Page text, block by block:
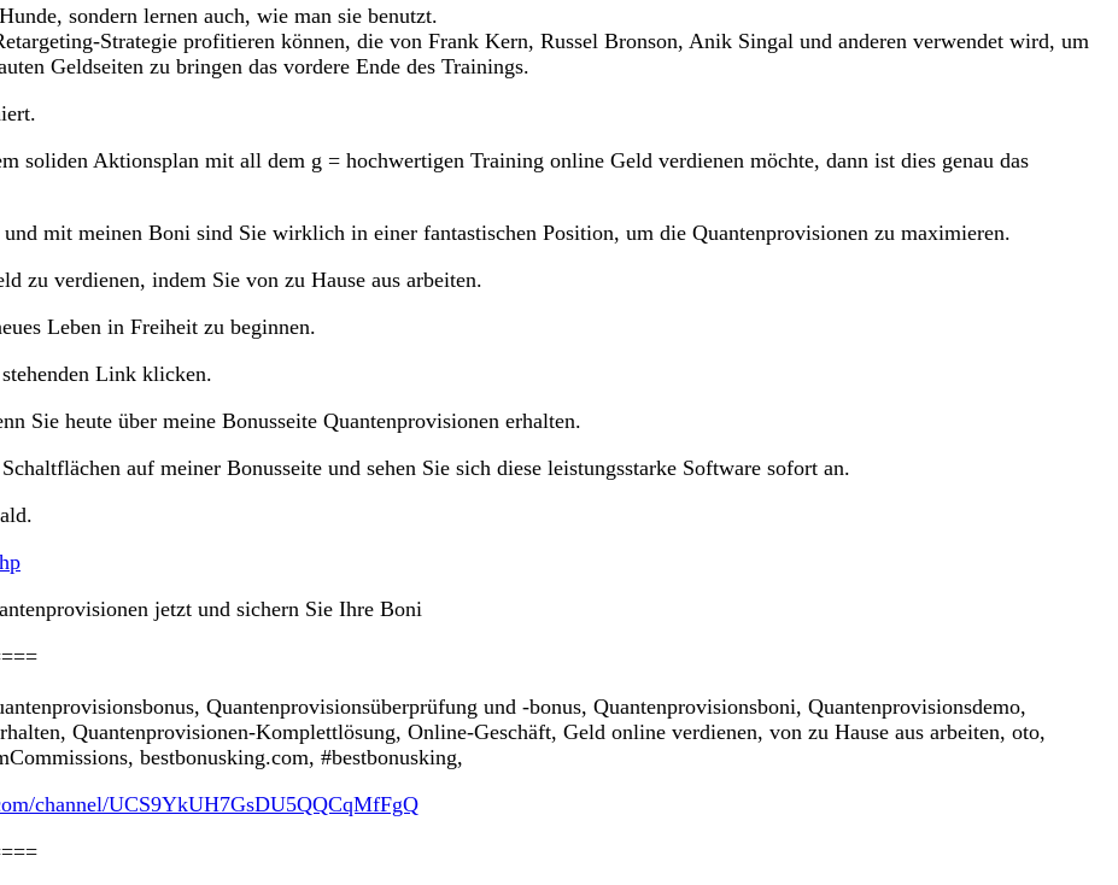
sondern lernen auch, wie man sie benutzt.
Strategie profitieren können, die von Frank Kern, Russel Bronson, Anik Singal und anderen verwendet wird, um
Geldseiten zu bringen das vordere Ende des Trainings.
soliden Aktionsplan mit all dem g = hochwertigen Training online Geld verdienen möchte, dann ist dies genau das
mit meinen Boni sind Sie wirklich in einer fantastischen Position, um die Quantenprovisionen zu maximieren.
zu verdienen, indem Sie von zu Hause aus arbeiten.
Leben in Freiheit zu beginnen.
Link klicken.
Sie heute über meine Bonusseite Quantenprovisionen erhalten.
auf meiner Bonusseite und sehen Sie sich diese leistungsstarke Software sofort an.
jetzt und sichern Sie Ihre Boni
Quantenprovisionsüberprüfung und -bonus, Quantenprovisionsboni, Quantenprovisionsdemo,
Quantenprovisionen-Komplettlösung, Online-Geschäft, Geld online verdienen, von zu Hause aus arbeiten, oto,
bestbonusking.com, #bestbonusking,
channel/UCS9YkUH7GsDU5QQCqMfFgQ